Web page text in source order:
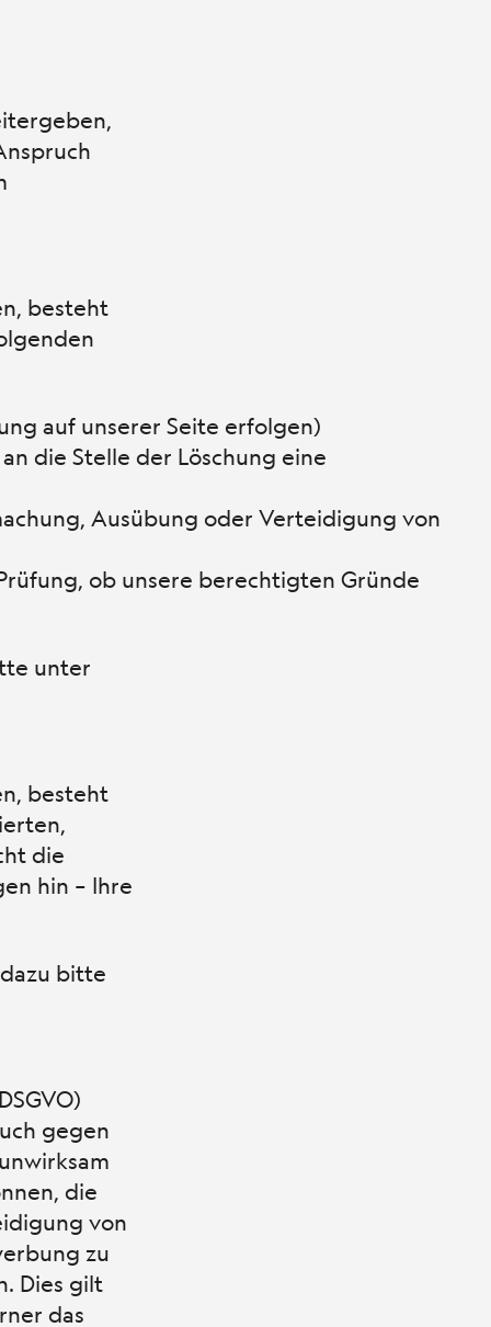
besteht
auf unserer Seite erfolgen)
die Stelle der Löschung eine
Ausübung oder Verteidigung von
ob unsere berechtigten Gründe
unter
besteht
die
hin – Ihre
bitte
gegen
die
von
zu
Dies gilt
das